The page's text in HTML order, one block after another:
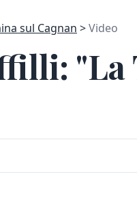
sul Cagnan Video